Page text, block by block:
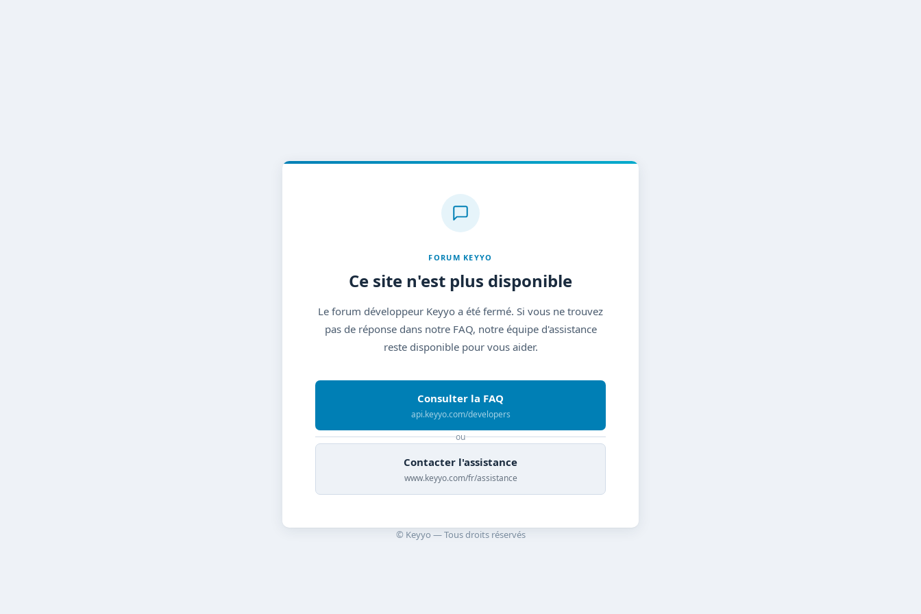
FORUM KEYYO
Ce site n'est plus disponible
Le forum développeur Keyyo a été fermé. Si vous ne trouvez
pas de réponse dans notre FAQ, notre équipe d'assistance
reste disponible pour vous aider.
Consulter la FAQ
api.keyyo.com/developers
ou
Contacter l'assistance
www.keyyo.com/fr/assistance
© Keyyo — Tous droits réservés